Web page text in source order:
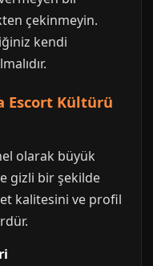
çekinmeyin.
kendi
Escort Kültürü
olarak büyük
gizli bir şekilde
kalitesini ve profil